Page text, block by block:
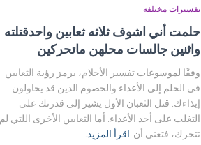
تفسيرات مختلفة
حلمت أني اشوف ثلاثه ثعابين واحدقتلته
واثنين جالسات محلهن ماتحركين
وفقًا لموسوعات تفسير الأحلام، يرمز رؤية الثعابين
في الحلم إلى الأعداء والخصوم الذين قد يحاولون
إيذاءك. قتل الثعبان الأول يشير إلى قدرتك على
التغلب على أحد الأعداء. أما الثعابين الأخرى اللتي لم
تتحرك، فتعني أن اقرأ المزيد…